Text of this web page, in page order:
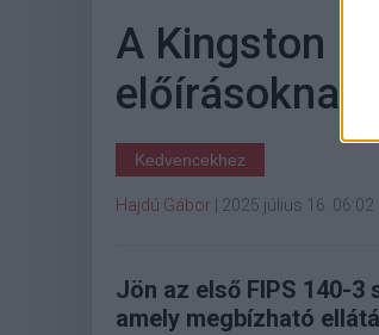
A Kingston
előírásoknak
Kedvencekhez
Hajdú Gábor 2025 július 16. 06:02
Jön az első FIPS 140-
amely megbízható